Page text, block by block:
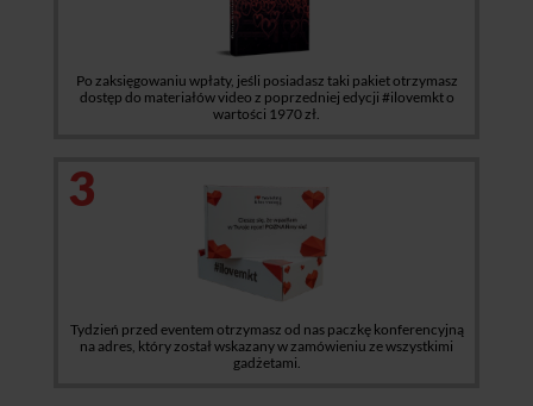
Po zaksięgowaniu wpłaty, jeśli posiadasz taki pakiet otrzymasz
dostęp do materiałów video z poprzedniej edycji #ilovemkt o
wartości 1970 zł.
3
Tydzień przed eventem otrzymasz od nas paczkę konferencyjną
na adres, który został wskazany w zamówieniu ze wszystkimi
gadżetami.